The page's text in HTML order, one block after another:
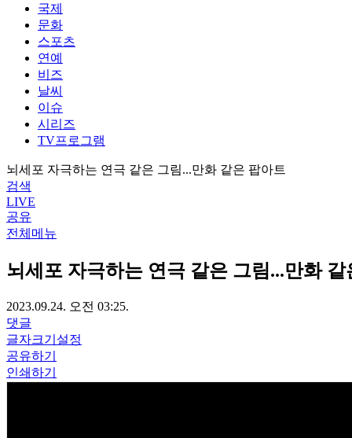
국제
문화
스포츠
연예
비즈
날씨
이슈
시리즈
TV프로그램
뇌세포 자극하는 연극 같은 그림...만화 같은 팝아트
검색
LIVE
공유
전체메뉴
뇌세포 자극하는 연극 같은 그림...만화 같
2023.09.24. 오전 03:25.
댓글
글자크기설정
공유하기
인쇄하기